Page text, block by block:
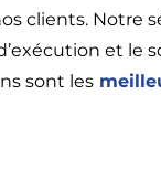
clients. Notre
et le
sont les